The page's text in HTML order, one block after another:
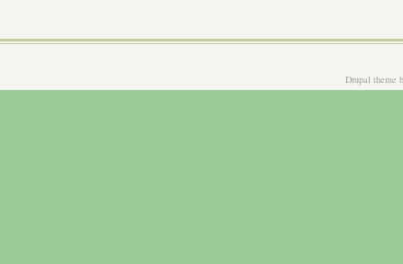
Drupal theme